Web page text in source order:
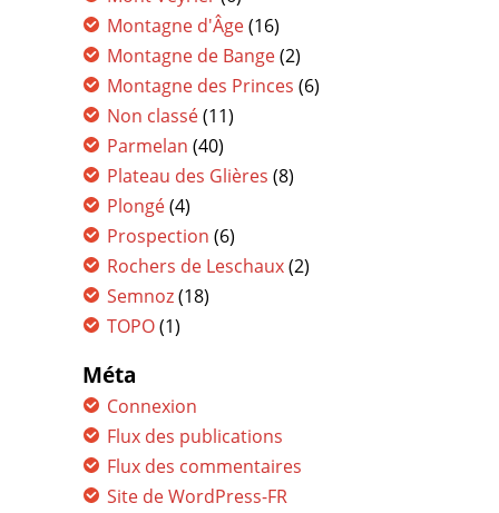
Montagne d'Âge(16)
Montagne de Bange(2)
Montagne des Princes (6)
Non classé(11)
Parmelan (40)
Plateau des Glières (8)
Plongé(4)
Prospection (6)
Rochers de Leschaux(2)
Semnoz(18)
TOPO(1)
Méta
Connexion
Flux des publications
Flux des commentaires
Site de WordPress-FR